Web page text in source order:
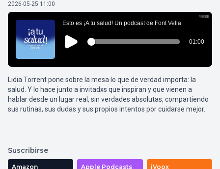
2026-05-25 11:00
Lidia Torrent pone sobre la mesa lo que de verdad importa: la
salud. Y lo hace junto a invitadxs que inspiran y que vienen a
hablar desde un lugar real, sin verdades absolutas, compartiendo
sus rutinas, sus dudas y sus propios intentos por cuidarse mejor.
Suscribirse
Amazon Apple Podcasts iVoox